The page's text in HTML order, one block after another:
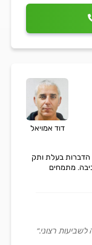
דוד אמויאל
הדברות בעלת ותק
מתמחים
רצוני.״